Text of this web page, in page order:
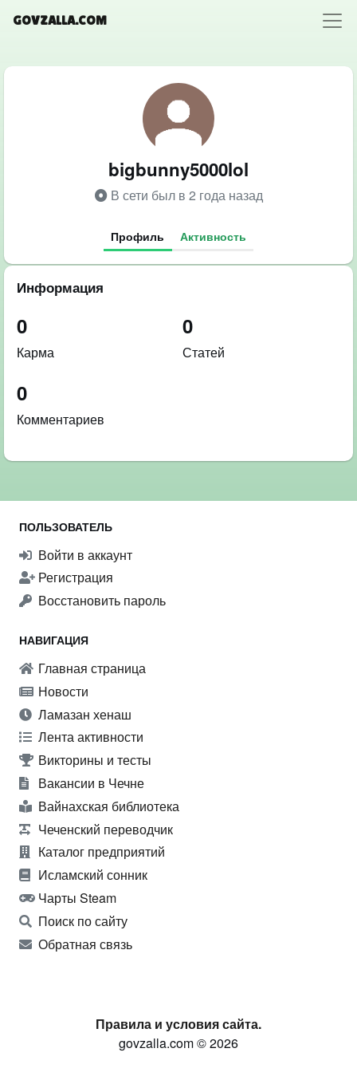
GOVZALLA.COM
bigbunny5000lol
В сети был в 2 года назад
Профиль Активность
Информация
0
Карма
0
Статей
0
Комментариев
ПОЛЬЗОВАТЕЛЬ
Войти в аккаунт
Регистрация
Восстановить пароль
НАВИГАЦИЯ
Главная страница
Новости
Ламазан хенаш
Лента активности
Викторины и тесты
Вакансии в Чечне
Вайнахская библиотека
Чеченский переводчик
Каталог предприятий
Исламский сонник
Чарты Steam
Поиск по сайту
Обратная связь
Правила и условия сайта.
govzalla.com © 2026